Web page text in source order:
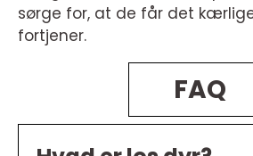
sørge for, at de får det
fortjener.
FAQ